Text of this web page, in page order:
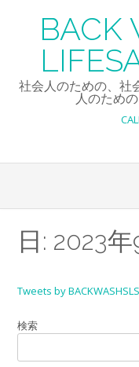
BACK
社会人のための、社
人のため
日: 2023年
Tweets by
検索